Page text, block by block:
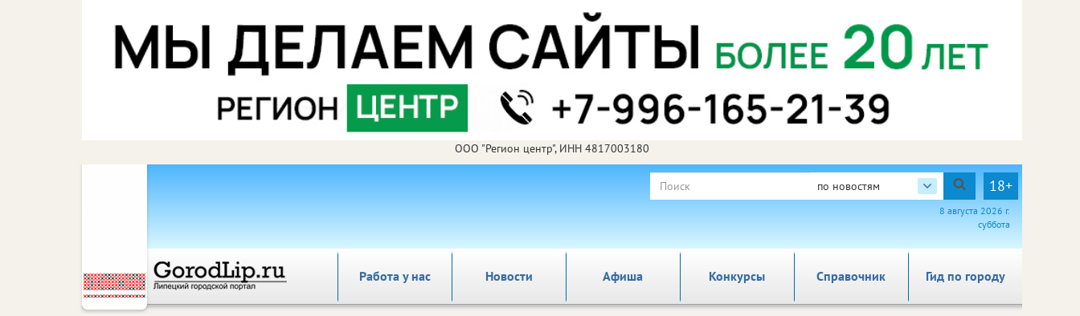
ООО "Регион центр", ИНН 4817003180
по новостям 18+
8 августа 2026 г.
суббота
Работа у нас Новости Афиша Справочник Гид по городу
Конкурсы